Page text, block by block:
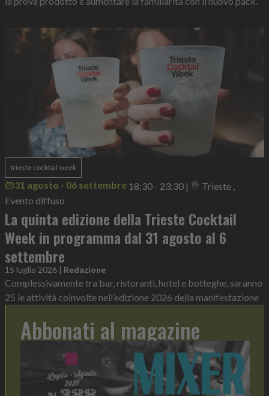
trieste cocktail week
31 agosto - 06 settembre 18:30 - 23:30 |
Trieste ,
Evento diffuso
La quinta edizione della Trieste Cocktail
Week in programma dal 31 agosto al 6
settembre
15 luglio 2026 | Redazione
Complessivamente tra bar, ristoranti, hotel e botteghe, saranno
25 le attività coinvolte nell’edizione 2026 della manifestazione
Abbonati al magazine